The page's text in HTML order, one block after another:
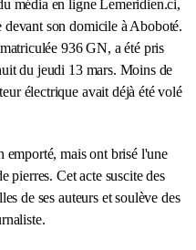
média en ligne Lemeridien.ci,
devant son domicile à Aboboté.
936 GN, a été pris
du jeudi 13 mars. Moins de
électrique avait déjà été volé
emporté, mais ont brisé l'une
pierres. Cet acte suscite des
de ses auteurs et soulève des